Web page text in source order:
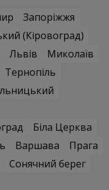
Запоріжжя
(Кіровоград)
Львів
Миколаїв
Тернопіль
Біла Церква
Варшава
Прага
Сонячний берег